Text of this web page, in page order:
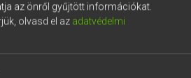
szótár
az önről gyűjtött információkat.
olvasd el az adatvédelmi
9 ö ü ó